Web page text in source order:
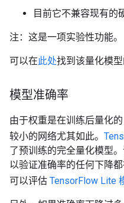
目前它不兼容现有的
注：这是一项实验性功能。
可以在此处找到该量化模型
模型准确率
由于权重是在训练后量化
较小的网络尤其如此。
了预训练的完全量化模型
以验证准确率的任何下降
可以评估 TensorFlow Lite